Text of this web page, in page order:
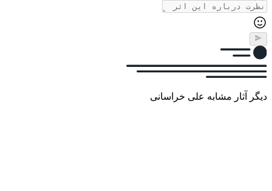
دیگر آثار مشابه علی خراسانی